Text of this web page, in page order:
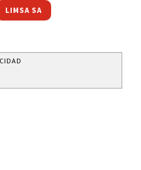
LIMSA SA